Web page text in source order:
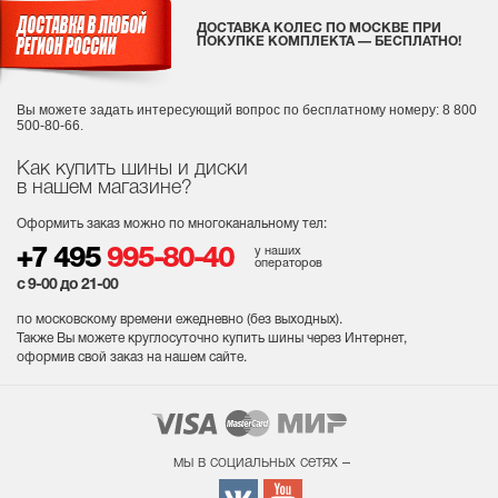
Как купить шины и диски
в нашем магазине?
Оформить заказ можно по многоканальному тел:
+7 495 995-80-40
у наших
операторов
с 9-00 до 21-00
по московскому времени ежедневно (без выходных).
Также Вы можете круглосуточно купить шины через Интернет,
оформив свой заказ на нашем сайте.
ДОСТАВКА КОЛЕС ПО МОСКВЕ ПРИ
ПОКУПКЕ КОМПЛЕКТА — БЕСПЛАТНО!
Вы можете задать интересующий вопрос по бесплатному номеру: 8 800
500-80-66.
мы в социальных сетях –